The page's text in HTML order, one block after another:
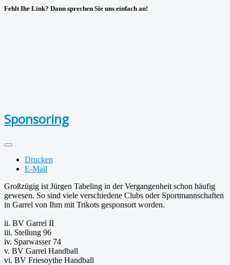
Fehlt Ihr Link? Dann sprechen Sie uns einfach an!
Sponsoring
Drucken
E-Mail
Großzügig ist Jürgen Tabeling in der Vergangenheit schon häufig
gewesen. So sind viele verschiedene Clubs oder Sportmannschaften
in Garrel von Ihm mit Trikots gesponsort worden.
ii. BV Garrel II
iii. Stellung 96
iv. Sparwasser 74
v. BV Garrel Handball
vi. BV Friesoythe Handball